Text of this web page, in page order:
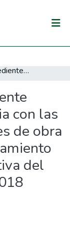
Elaboración del expediente técnico y su significancia con las prestaciones adicionales de obra en el proyecto el mejoramiento de la capacidad resolutiva del hospital Tingo María 2018
con las
de obra
del